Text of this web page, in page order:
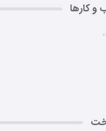
کارها